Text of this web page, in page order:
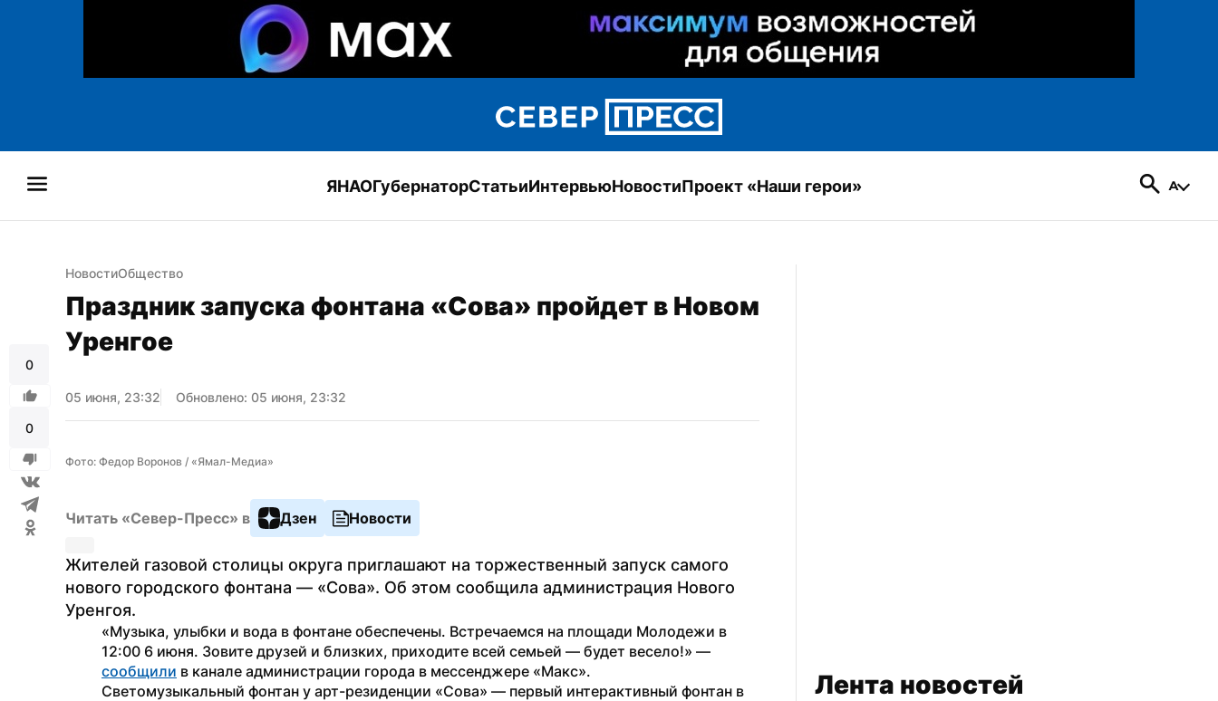
ЯНАОГубернаторСтатьиИнтервьюНовостиПроект «Наши герои»
0
0
НовостиОбщество
Праздник запуска фонтана «Сова» пройдет в Новом
Уренгое
05 июня, 23:32 Обновлено: 05 июня, 23:32
Фото: Федор Воронов / «Ямал-Медиа»
Читать «Север-Пресс» в Дзен Новости
Жителей газовой столицы округа приглашают на торжественный запуск самого
нового городского фонтана — «Сова». Об этом сообщила администрация Нового
Уренгоя.
«Музыка, улыбки и вода в фонтане обеспечены. Встречаемся на площади Молодежи в
сообщили в канале администрации города в мессенджере «Макс».
Светомузыкальный фонтан у арт-резиденции «Сова» — первый интерактивный фонтан в
Лента новостей